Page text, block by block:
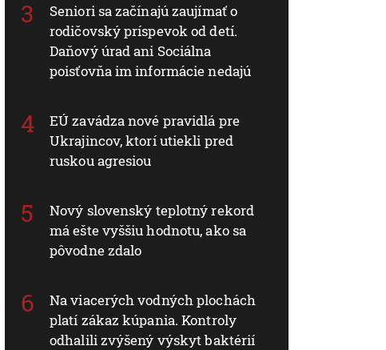
Seniori sa začínajú zaujímať o
rodičovský príspevok od detí.
Daňový úrad ani Sociálna
poisťovňa im informácie nedajú
EÚ zavádza nové pravidlá pre
Ukrajincov, ktorí utiekli pred
ruskou agresiou
Nový slovenský teplotný rekord
má ešte vyššiu hodnotu, ako sa
pôvodne zdalo
Na viacerých vodných plochách
platí zákaz kúpania. Kontroly
odhalili zvýšený výskyt baktérií